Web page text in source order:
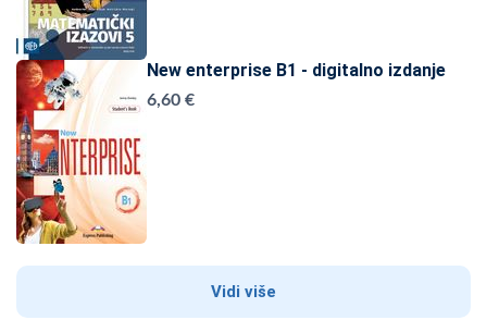
New enterprise B1 - digitalno izdanje
6,60 €
Vidi više